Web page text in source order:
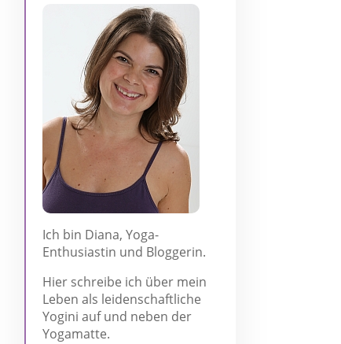
Ich bin Diana, Yoga-
Enthusiastin und Bloggerin.
Hier schreibe ich über mein
Leben als leidenschaftliche
Yogini auf und neben der
Yogamatte.